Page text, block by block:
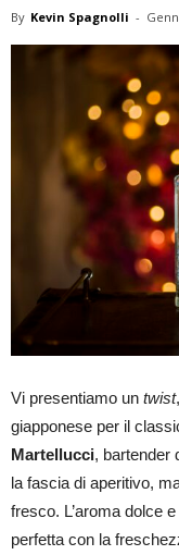
By Kevin Spagnolli -
Vi presentiamo un twist
giapponese per il
Martellucci, bartender
la fascia di aperitivo,
fresco. L’aroma dolce
perfetta con la